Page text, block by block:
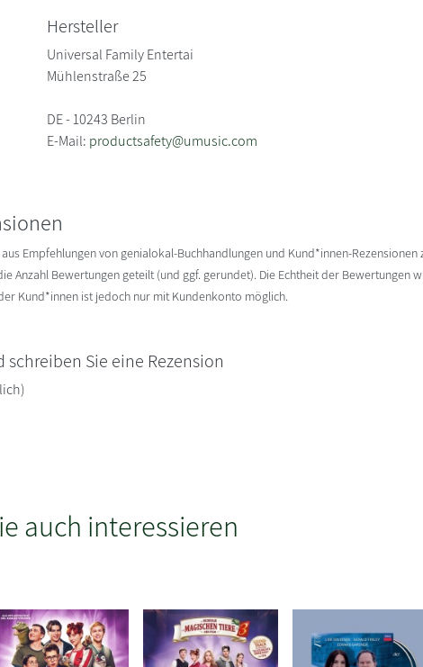
Hersteller
Universal Family Entertai
Mühlenstraße 25
DE - 10243 Berlin
E-Mail: productsafety@umusic.com
Empfehlungen von genialokal-Buchhandlungen und Kund*innen-Rezensionen
Anzahl Bewertungen geteilt (und ggf. gerundet). Die Echtheit der Bewertungen
Kund*innen ist jedoch nur mit Kundenkonto möglich.
schreiben Sie eine Rezension
auch interessieren